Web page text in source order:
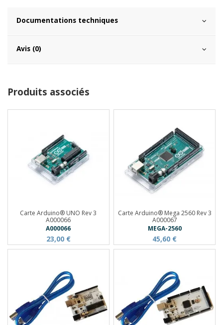
Documentations techniques
Avis (0)
Produits associés
Carte Arduino® UNO Rev 3
A000066
A000066
23,00 €
Carte Arduino® Mega 2560 Rev 3
A000067
MEGA-2560
45,60 €